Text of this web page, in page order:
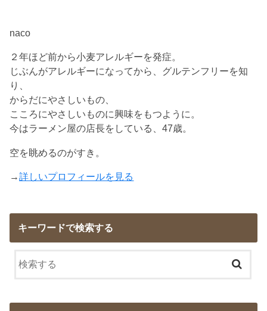
naco
２年ほど前から小麦アレルギーを発症。
じぶんがアレルギーになってから、グルテンフリーを知
り、
からだにやさしいもの、
こころにやさしいものに興味をもつように。
今はラーメン屋の店長をしている、47歳。
空を眺めるのがすき。
→詳しいプロフィールを見る
キーワードで検索する